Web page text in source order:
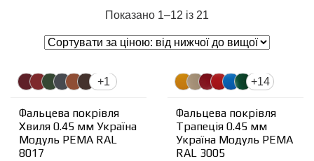
Показано 1–12 із 21
+1
Фальцева покрівля
Хвиля 0.45 мм Україна
Модуль PEMA RAL
8017
+14
Фальцева покрівля
Трапеція 0.45 мм
Україна Модуль PEMA
RAL 3005